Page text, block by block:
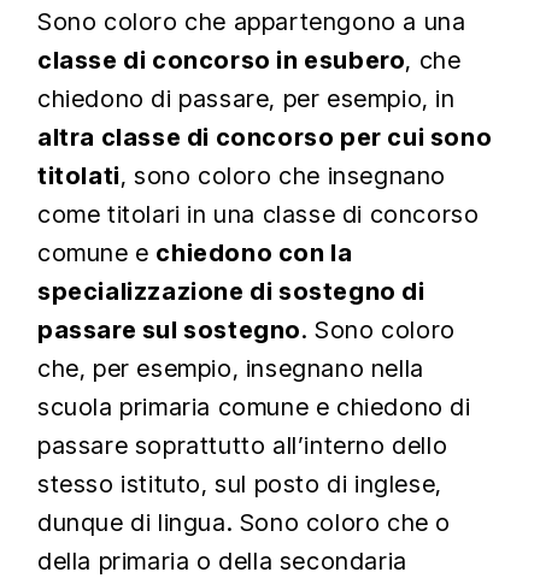
Sono coloro che appartengono a una
classe di concorso in esubero, che
chiedono di passare, per esempio, in
altra classe di concorso per cui sono
titolati, sono coloro che insegnano
come titolari in una classe di concorso
comune e chiedono con la
specializzazione di sostegno di
passare sul sostegno. Sono coloro
che, per esempio, insegnano nella
scuola primaria comune e chiedono di
passare soprattutto all’interno dello
stesso istituto, sul posto di inglese,
dunque di lingua. Sono coloro che o
della primaria o della secondaria